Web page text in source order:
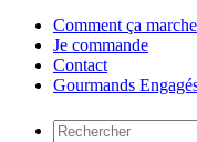
Comment ça
Je commande
Contact
Gourmands